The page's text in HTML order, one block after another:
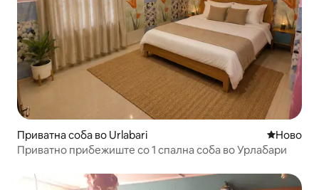
Приватна соба во Urlabari Ново
Ново
Приватно прибежиште со 1 спална соба во Урлабари